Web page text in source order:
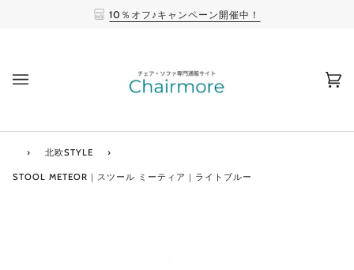
10％オフ♪キャンペーン開催中！
› 北欧STYLE ›
STOOL METEOR｜スツール ミーティア｜ライトブルー